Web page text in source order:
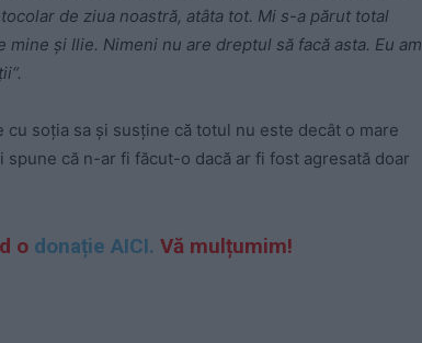
de ziua noastră, atâta tot. Mi s-a părut total
și Ilie. Nimeni nu are dreptul să facă asta. Eu am
soția sa și susține că totul nu este decât o mare
spune că n-ar fi făcut-o dacă ar fi fost agresată doar
o donație AICI. Vă mulțumim!